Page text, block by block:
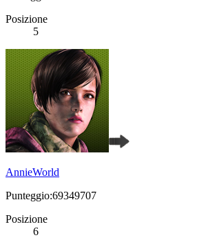
Posizione
5
AnnieWorld
Punteggio:69349707
Posizione
6